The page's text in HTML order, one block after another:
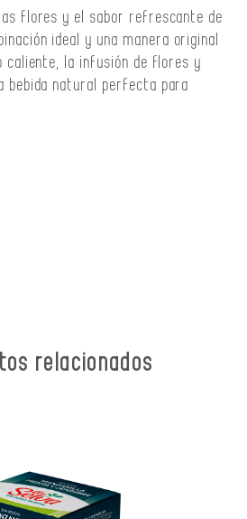
flores y el sabor refrescante de
ideal y una manera original
caliente, la infusión de flores y
bebida natural perfecta para
relacionados